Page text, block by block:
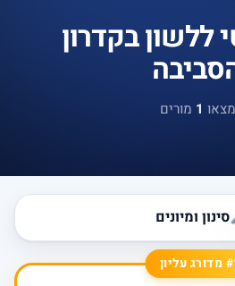
ללשון בקדרון
1 מורים
סינון ומיונים
עליון